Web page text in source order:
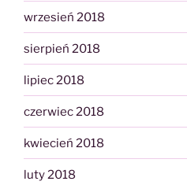
wrzesień 2018
sierpień 2018
lipiec 2018
czerwiec 2018
kwiecień 2018
luty 2018